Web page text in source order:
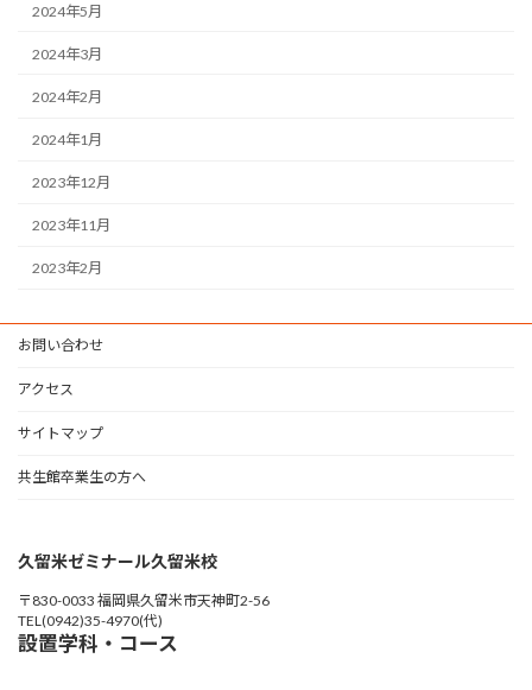
2024年5月
2024年3月
2024年2月
2024年1月
2023年12月
2023年11月
2023年2月
お問い合わせ
アクセス
サイトマップ
共生館卒業生の方へ
久留米ゼミナール久留米校
〒830-0033 福岡県久留米市天神町2-56
TEL(0942)35-4970(代)
設置学科・コース